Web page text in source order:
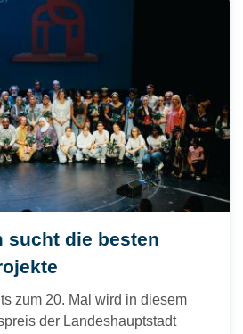
sucht die besten
zum 20. Mal wird in diesem
der Landeshauptstadt